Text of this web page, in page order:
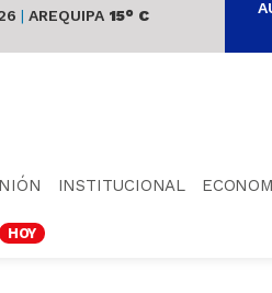
| AREQUIPA 15° C
INSTITUCIONAL
HOY